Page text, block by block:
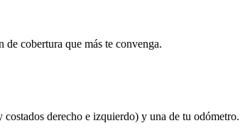
de cobertura que más te convenga.
derecho e izquierdo) y una de tu odómetro.